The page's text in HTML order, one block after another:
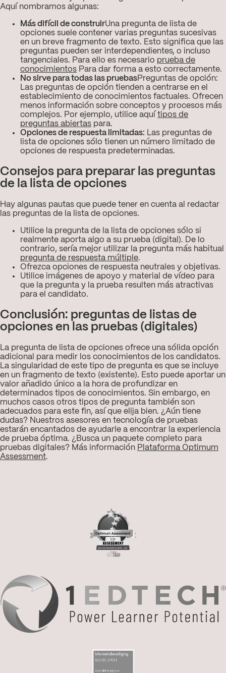
Aquí nombramos algunas:
Más difícil de construirUna pregunta de lista de
opciones suele contener varias preguntas sucesivas
en un breve fragmento de texto. Esto significa que las
preguntas pueden ser interdependientes, o incluso
tangenciales. Para ello es necesario prueba de
conocimientos Para dar forma a esto correctamente.
No sirve para todas las pruebasPreguntas de opción:
Las preguntas de opción tienden a centrarse en el
establecimiento de conocimientos factuales. Ofrecen
menos información sobre conceptos y procesos más
complejos. Por ejemplo, utilice aquí tipos de
preguntas abiertas para.
Opciones de respuesta limitadas: Las preguntas de
lista de opciones sólo tienen un número limitado de
opciones de respuesta predeterminadas.
Consejos para preparar las preguntas
de la lista de opciones
Hay algunas pautas que puede tener en cuenta al redactar
las preguntas de la lista de opciones.
Utilice la pregunta de la lista de opciones sólo si
realmente aporta algo a su prueba (digital). De lo
contrario, sería mejor utilizar la pregunta más habitual
pregunta de respuesta múltiple.
Ofrezca opciones de respuesta neutrales y objetivas.
Utilice imágenes de apoyo y material de vídeo para
que la pregunta y la prueba resulten más atractivas
para el candidato.
Conclusión: preguntas de listas de
opciones en las pruebas (digitales)
La pregunta de lista de opciones ofrece una sólida opción
adicional para medir los conocimientos de los candidatos.
La singularidad de este tipo de pregunta es que se incluye
en un fragmento de texto (existente). Esto puede aportar un
valor añadido único a la hora de profundizar en
determinados tipos de conocimientos. Sin embargo, en
muchos casos otros tipos de pregunta también son
adecuados para este fin, así que elija bien. ¿Aún tiene
dudas? Nuestros asesores en tecnología de pruebas
estarán encantados de ayudarle a encontrar la experiencia
de prueba óptima. ¿Busca un paquete completo para
pruebas digitales? Más información Plataforma Optimum
Assessment.